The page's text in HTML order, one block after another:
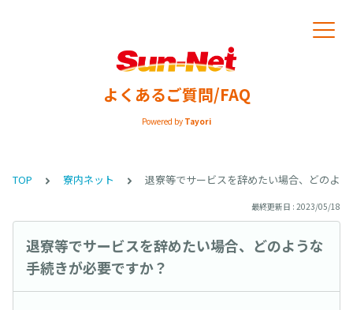
よくあるご質問/FAQ
Powered by Tayori
TOP 寮内ネット 退寮等でサービスを辞めたい場合、どのよ
最終更新日 : 2023/05/18
退寮等でサービスを辞めたい場合、どのような
手続きが必要ですか？